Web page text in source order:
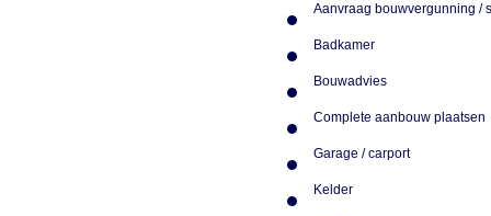
Aanvraag bouwvergunning
Badkamer
Bouwadvies
Complete aanbouw
Garage / carport
Kelder